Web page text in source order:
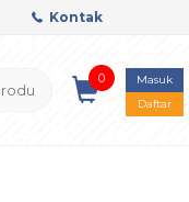
Kontak
0
Masuk
Daftar